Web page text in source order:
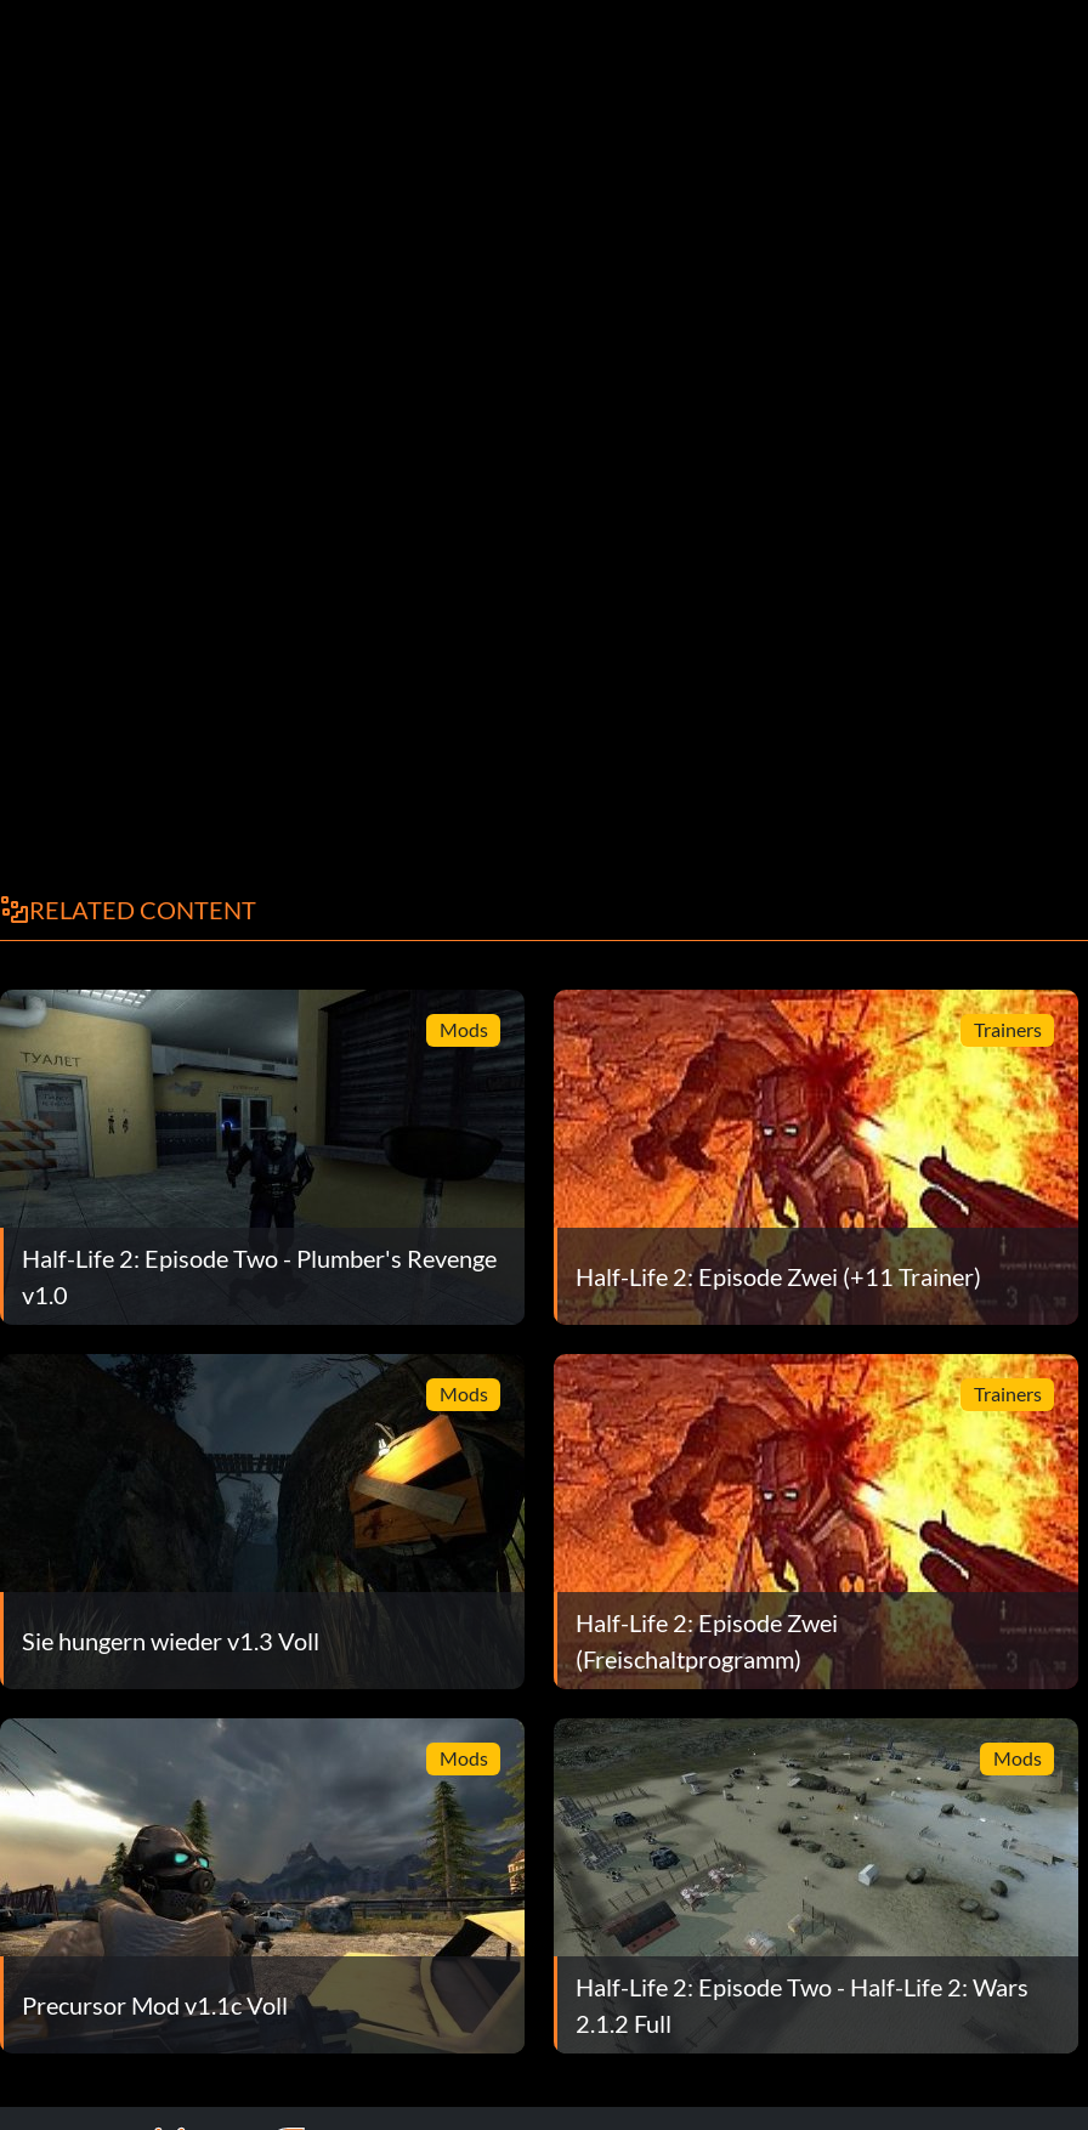
RELATED CONTENT
Mods
Half-Life 2: Episode Two - Plumber's Revenge
v1.0
Trainers
Half-Life 2: Episode Zwei (+11 Trainer)
Mods
Sie hungern wieder v1.3 Voll
Trainers
Half-Life 2: Episode Zwei
(Freischaltprogramm)
Mods
Precursor Mod v1.1c Voll
Mods
Half-Life 2: Episode Two - Half-Life 2: Wars
2.1.2 Full